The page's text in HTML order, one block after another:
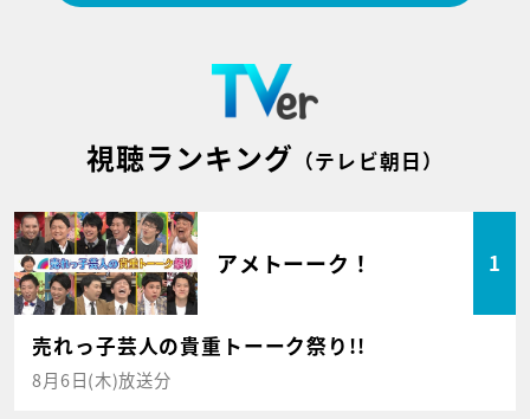
視聴ランキング （テレビ朝日）
アメトーーク！ 1
売れっ子芸人の貴重トーーク祭り!!
8月6日(木)放送分